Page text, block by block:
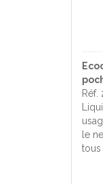
Réf.
le
tous